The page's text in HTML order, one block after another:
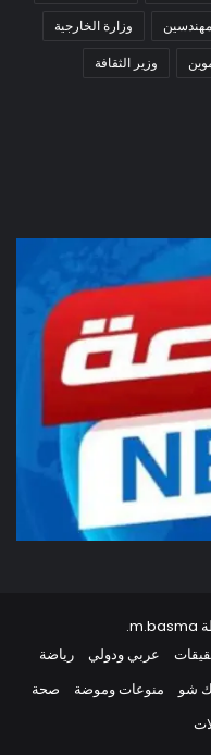
وزارة الخارجية
وزير الثقافة
m.basma
.
عربي ودولي
رياضة
شو منوعات وموضة
صحة